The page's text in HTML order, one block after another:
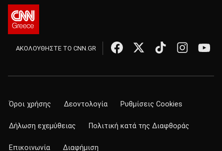
ΑΚΟΛΟΥΘΗΣΤΕ ΤΟ CNN.GR
Όροι χρήσης Δεοντολογία Ρυθμίσεις Cookies
Δήλωση εχεμύθειας Πολιτική κατά της Διαφθοράς
Επικοινωνία Διαφήμιση